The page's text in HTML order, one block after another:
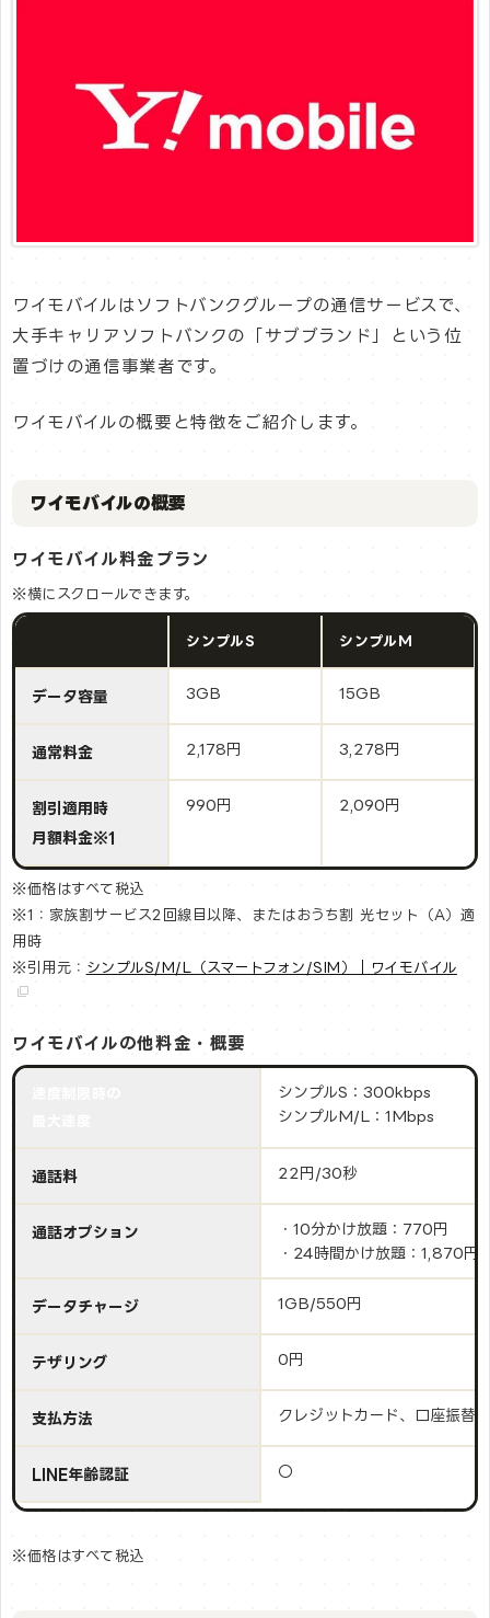
ワイモバイルはソフトバンクグループの通信サービスで、
大手キャリアソフトバンクの「サブブランド」という位
置づけの通信事業者です。
ワイモバイルの概要と特徴をご紹介します。
ワイモバイルの概要
ワイモバイル料金プラン
※横にスクロールできます。
シンプルS シンプルM
データ容量 3GB 15GB
通常料金 2,178円 3,278円
割引適用時
月額料金※1
990円 2,090円
※価格はすべて税込
※1：家族割サービス2回線目以降、またはおうち割 光セット（A）適
用時
※引用元： シンプルS/M/L（スマートフォン/SIM）｜ワイモバイル
ワイモバイルの他料金・概要
シンプルS：300kbps
シンプルM/L：1Mbps
通話料 22円/30秒
通話オプション
・10分かけ放題：770円
・24時間かけ放題：1,870円
データチャージ 1GB/550円
テザリング 0円
支払方法 クレジットカード、口座振替
LINE年齢認証 〇
※価格はすべて税込